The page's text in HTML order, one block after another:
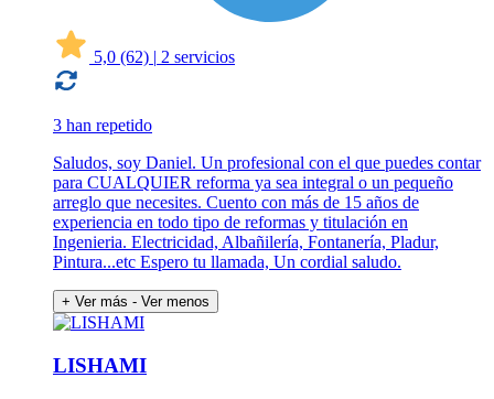
5,0 (62) | 2 servicios
3 han repetido
Saludos, soy Daniel. Un profesional con el que puedes contar
para CUALQUIER reforma ya sea integral o un pequeño
arreglo que necesites. Cuento con más de 15 años de
experiencia en todo tipo de reformas y titulación en
Ingenieria. Electricidad, Albañilería, Fontanería, Pladur,
Pintura...etc Espero tu llamada, Un cordial saludo.
+ Ver más - Ver menos
LISHAMI